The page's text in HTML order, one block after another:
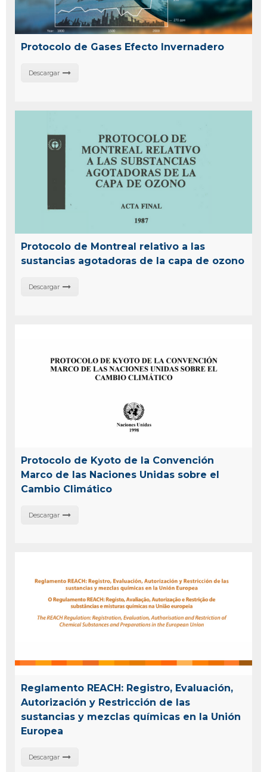
Protocolo de Gases Efecto Invernadero
Descargar
Protocolo de Montreal relativo a las
sustancias agotadoras de Ia capa de ozono
Descargar
Protocolo de Kyoto de la Convención
Marco de las Naciones Unidas sobre el
Cambio Climático
Descargar
Reglamento REACH: Registro, Evaluación,
Autorización y Restricción de las
sustancias y mezclas químicas en la Unión
Europea
Descargar